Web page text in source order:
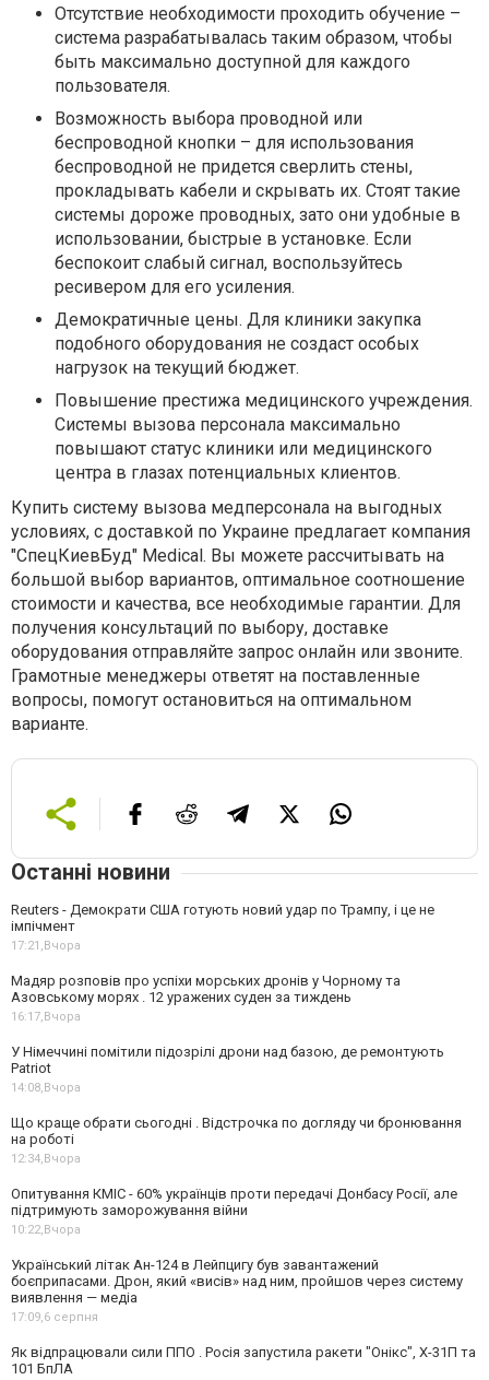
Отсутствие необходимости проходить обучение –
система разрабатывалась таким образом, чтобы
быть максимально доступной для каждого
пользователя.
Возможность выбора проводной или
беспроводной кнопки – для использования
беспроводной не придется сверлить стены,
прокладывать кабели и скрывать их. Стоят такие
системы дороже проводных, зато они удобные в
использовании, быстрые в установке. Если
беспокоит слабый сигнал, воспользуйтесь
ресивером для его усиления.
Демократичные цены. Для клиники закупка
подобного оборудования не создаст особых
нагрузок на текущий бюджет.
Повышение престижа медицинского учреждения.
Системы вызова персонала максимально
повышают статус клиники или медицинского
центра в глазах потенциальных клиентов.
Купить систему вызова медперсонала на выгодных
условиях, с доставкой по Украине предлагает компания
"СпецКиевБуд" Medical. Вы можете рассчитывать на
большой выбор вариантов, оптимальное соотношение
стоимости и качества, все необходимые гарантии. Для
получения консультаций по выбору, доставке
оборудования отправляйте запрос онлайн или звоните.
Грамотные менеджеры ответят на поставленные
вопросы, помогут остановиться на оптимальном
варианте.
Останні новини
Reuters - Демократи США готують новий удар по Трампу, і це не
імпічмент
17:21,Вчора
Мадяр розповів про успіхи морських дронів у Чорному та
Азовському морях . 12 уражених суден за тиждень
16:17,Вчора
У Німеччині помітили підозрілі дрони над базою, де ремонтують
Patriot
14:08,Вчора
Що краще обрати сьогодні . Відстрочка по догляду чи бронювання
на роботі
12:34,Вчора
Опитування КМІС - 60% українців проти передачі Донбасу Росії, але
підтримують заморожування війни
10:22,Вчора
Український літак Ан-124 в Лейпцигу був завантажений
боєприпасами. Дрон, який «висів» над ним, пройшов через систему
виявлення — медіа
17:09,6 серпня
Як відпрацювали сили ППО . Росія запустила ракети "Онікс", Х-31П та
101 БпЛА